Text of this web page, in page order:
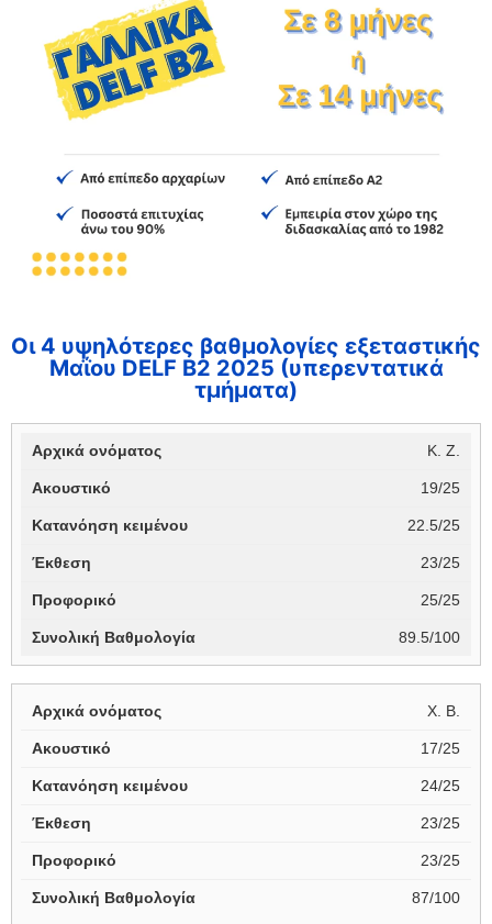
Οι 4 υψηλότερες βαθμολογίες εξεταστικής
Μαΐου DELF B2 2025 (υπερεντατικά
τμήματα)
Κ. Ζ.
19/25
22.5/25
23/25
25/25
89.5/100
Χ. Β.
17/25
24/25
23/25
23/25
87/100